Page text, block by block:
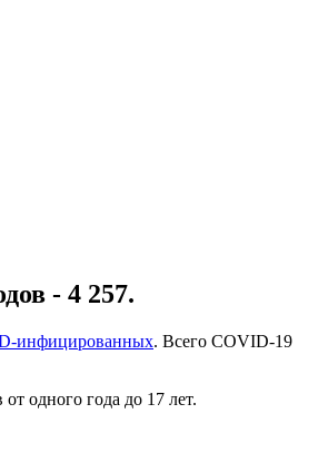
- 4 257.
инфицированных. Всего COVID-19
одного года до 17 лет.